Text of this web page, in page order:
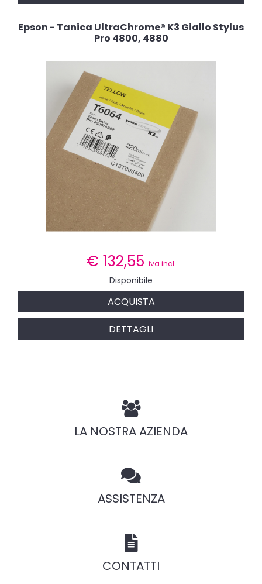
Epson - Tanica UltraChrome® K3 Giallo Stylus
Pro 4800, 4880
€ 132,55 iva incl.
Disponibile
ACQUISTA
DETTAGLI
LA NOSTRA AZIENDA
ASSISTENZA
CONTATTI